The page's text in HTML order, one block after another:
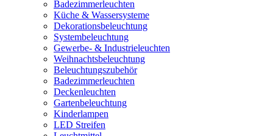
Badezimmerleuchten
Küche & Wassersysteme
Dekorationsbeleuchtung
Systembeleuchtung
Gewerbe- & Industrieleuchten
Weihnachtsbeleuchtung
Beleuchtungszubehör
Badezimmerleuchten
Deckenleuchten
Gartenbeleuchtung
Kinderlampen
LED Streifen